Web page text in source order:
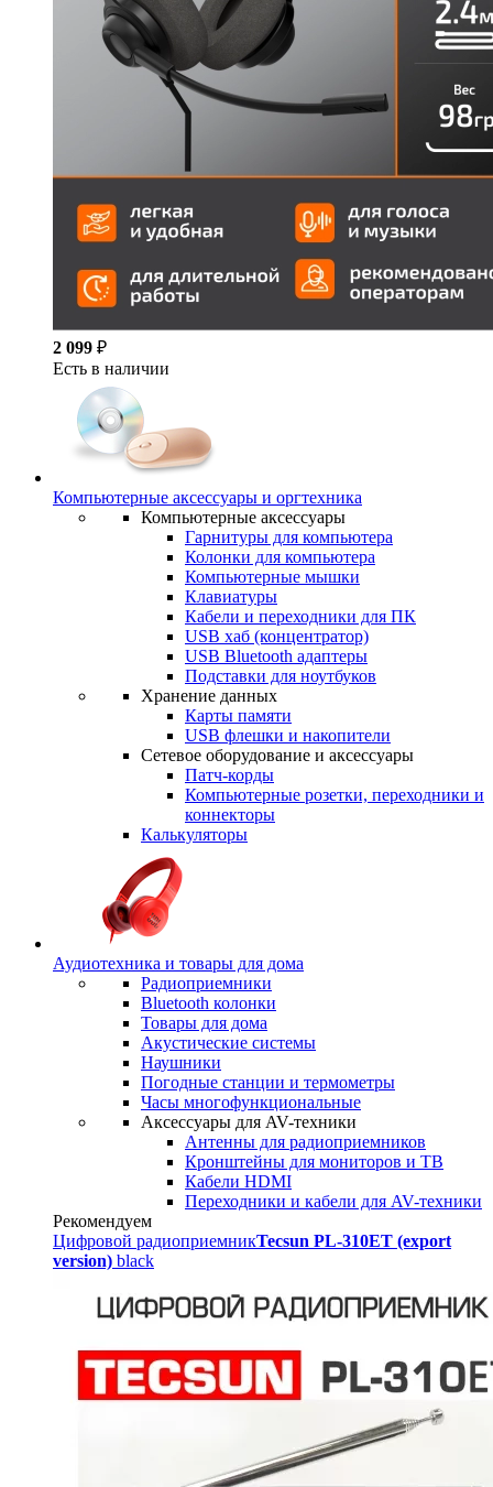
2 099 ₽
Есть в наличии
Компьютерные аксессуары и оргтехника
Компьютерные аксессуары
Гарнитуры для компьютера
Колонки для компьютера
Компьютерные мышки
Клавиатуры
Кабели и переходники для ПК
USB хаб (концентратор)
USB Bluetooth адаптеры
Подставки для ноутбуков
Хранение данных
Карты памяти
USB флешки и накопители
Сетевое оборудование и аксессуары
Патч-корды
Компьютерные розетки, переходники и
коннекторы
Калькуляторы
Аудиотехника и товары для дома
Радиоприемники
Bluetooth колонки
Товары для дома
Акустические системы
Наушники
Погодные станции и термометры
Часы многофункциональные
Аксессуары для AV-техники
Антенны для радиоприемников
Кронштейны для мониторов и ТВ
Кабели HDMI
Переходники и кабели для AV-техники
Рекомендуем
Цифровой радиоприемникTecsun PL-310ET (export
version) black